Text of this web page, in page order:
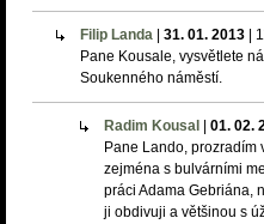
Filip Landa 31. 01. 2013
Pane Kousale, vysvětlete
Soukenného náměstí.
Radim Kousal 01. 02.
Pane Lando, prozradím
zejména s bulvárními
práci Adama Gebriána,
ji obdivuji a většinou s